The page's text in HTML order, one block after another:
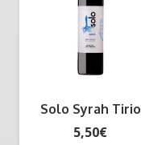
Solo Syrah Tirio
5,50€